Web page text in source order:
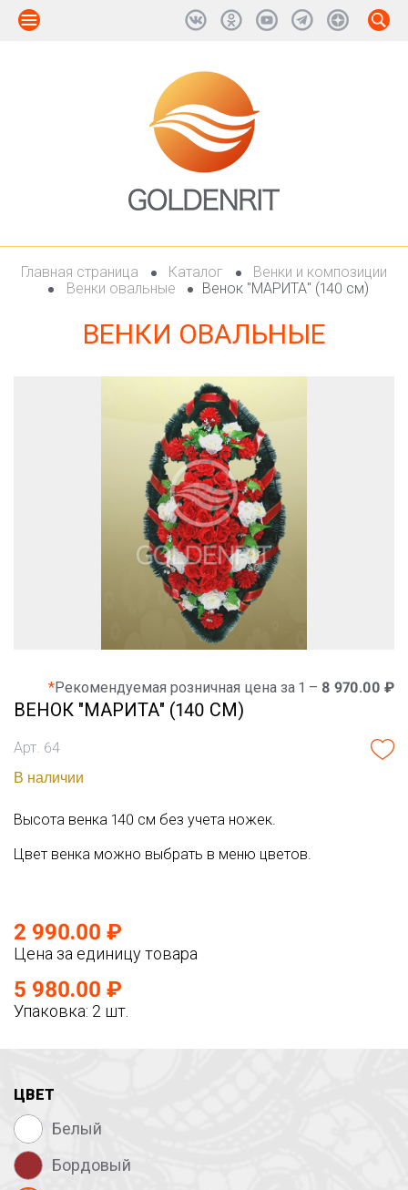
Главная страница Каталог
Венки и композиции
Венки овальные
Венок "МАРИТА" (140 см)
ВЕНКИ ОВАЛЬНЫЕ
*Рекомендуемая розничная цена за 1 – 8 970.00 ₽
ВЕНОК "МАРИТА" (140 СМ)
Арт. 64
В наличии
Высота венка 140 см без учета ножек.
Цвет венка можно выбрать в меню цветов.
2 990.00 ₽
Цена за единицу товара
5 980.00 ₽
Упаковка: 2 шт.
ЦВЕТ
Белый
Бордовый